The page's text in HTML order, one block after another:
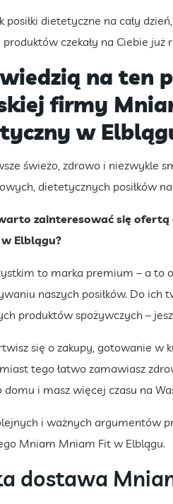
posiłki dietetyczne na cały
czekały na Ciebie już
na ten
firmy
w
świeżo, zdrowo i niezwykle
dietetycznych posiłków
zainteresować się
Elblągu?
to marka premium – a to
naszych posiłków. Do ich
produktów spożywczych –
się o zakupy, gotowanie w
tego łatwo zamawiasz
domu i masz więcej czasu na
i ważnych argumentów
Mniam Mniam Fit w Elblągu.
dostawa